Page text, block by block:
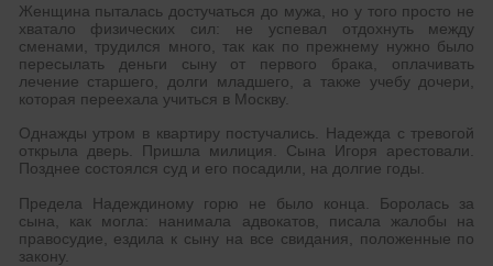
Женщина пыталась достучаться до мужа, но у того просто не
хватало физических сил: не успевал отдохнуть между
сменами, трудился много, так как по прежнему нужно было
пересылать деньги сыну от первого брака, оплачивать
лечение старшего, долги младшего, а также учебу дочери,
которая переехала учиться в Москву.
Однажды утром в квартиру постучались. Надежда с тревогой
открыла дверь. Пришла милиция. Сына Игоря арестовали.
Позднее состоялся суд и его посадили, на долгие годы.
Предела Надеждиному горю не было конца. Боролась за
сына, как могла: нанимала адвокатов, писала жалобы на
правосудие, ездила к сыну на все свидания, положенные по
закону.